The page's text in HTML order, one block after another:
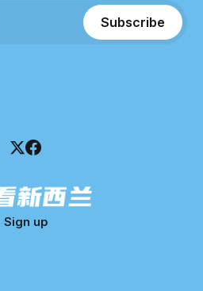
Subscribe
Sign up